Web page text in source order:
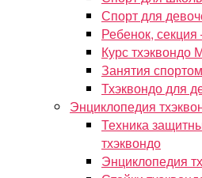
Спорт для
Ребенок,
Курс тхэквондо
Занятия спортом
Тхэквондо для
Энциклопедия
Техника
тхэквондо
Энциклопедия